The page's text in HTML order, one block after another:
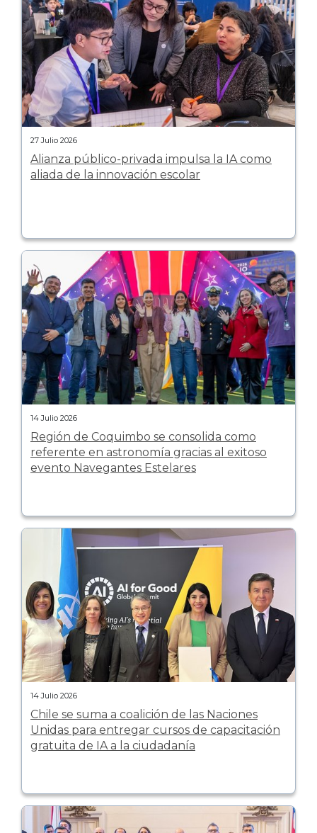
27 Julio 2026
Alianza público-privada impulsa la IA como
aliada de la innovación escolar
14 Julio 2026
Región de Coquimbo se consolida como
referente en astronomía gracias al exitoso
evento Navegantes Estelares
14 Julio 2026
Chile se suma a coalición de las Naciones
Unidas para entregar cursos de capacitación
gratuita de IA a la ciudadanía